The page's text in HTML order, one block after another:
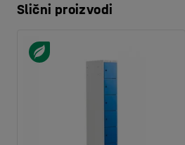
Slični proizvodi